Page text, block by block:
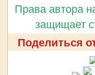
Права автора
защищает
Поделиться